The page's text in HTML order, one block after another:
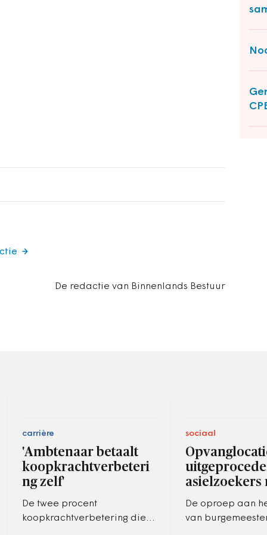
De redactie van Binnenlands Bestuur
carrière
'Ambtenaar betaalt
koopkrachtverbeteri
ng zelf'
De twee procent
koopkrachtverbetering die
sociaal
asielzoekers
De oproep aan
van